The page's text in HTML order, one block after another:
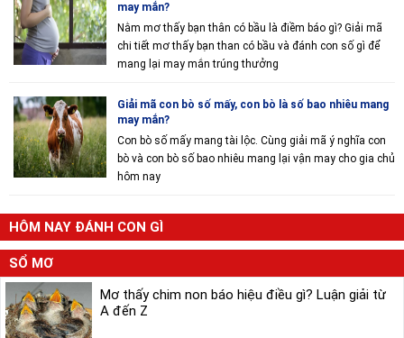
may mắn?
Nằm mơ thấy bạn thân có bầu là điềm báo gì? Giải mã
chi tiết mơ thấy bạn than có bầu và đánh con số gì để
mang lại may mắn trúng thưởng
Giải mã con bò số mấy, con bò là số bao nhiêu mang
may mắn?
Con bò số mấy mang tài lộc. Cùng giải mã ý nghĩa con
bò và con bò số bao nhiêu mang lại vận may cho gia chủ
hôm nay
HÔM NAY ĐÁNH CON GÌ
SỔ MƠ
Mơ thấy chim non báo hiệu điều gì? Luận giải từ
A đến Z